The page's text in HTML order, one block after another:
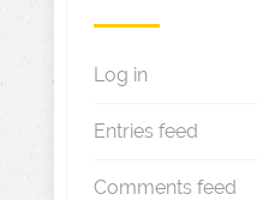
Log in
Entries feed
Comments feed